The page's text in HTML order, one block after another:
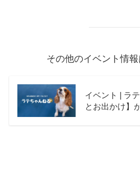
その他のイベント情報
イベント | ラ
とお出かけ】